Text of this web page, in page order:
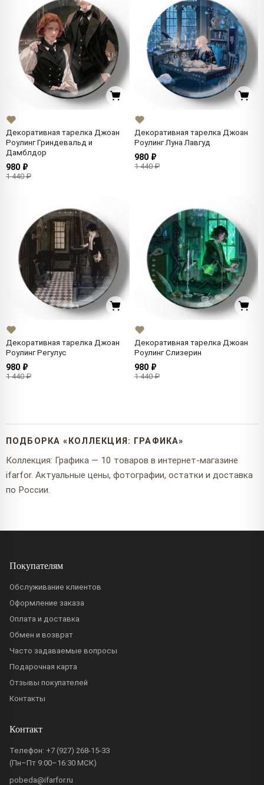
Декоративная тарелка Джоан
Роулинг Гриндевальд и
Дамблдор
980 ₽
1 440 ₽
Декоративная тарелка Джоан
Роулинг Луна Лавгуд
980 ₽
1 440 ₽
Декоративная тарелка Джоан
Роулинг Регулус
980 ₽
1 440 ₽
Декоративная тарелка Джоан
Роулинг Слизерин
980 ₽
1 440 ₽
ПОДБОРКА «КОЛЛЕКЦИЯ: ГРАФИКА»
Коллекция: Графика — 10 товаров в интернет-магазине
ifarfor. Актуальные цены, фотографии, остатки и доставка
по России.
Покупателям
Обслуживание клиентов
Оформление заказа
Оплата и доставка
Обмен и возврат
Часто задаваемые вопросы
Подарочная карта
Отзывы покупателей
Контакты
Контакт
Телефон: +7 (927) 268-15-33
(Пн–Пт 9:00–16:30 МСК)
pobeda@ifarfor.ru